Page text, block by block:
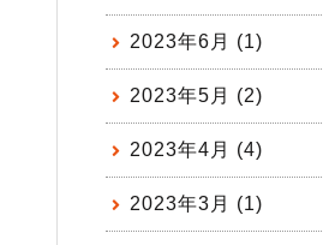
2023年6月 (1)
2023年5月 (2)
2023年4月 (4)
2023年3月 (1)